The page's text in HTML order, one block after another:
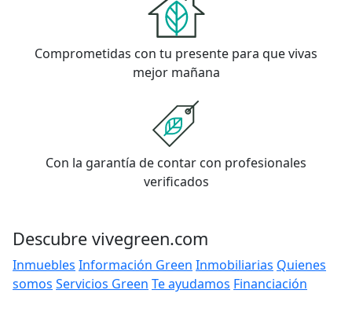
Comprometidas con tu presente para que vivas
mejor mañana
Con la garantía de contar con profesionales
verificados
Descubre vivegreen.com
Inmuebles Información Green Inmobiliarias Quienes
somos Servicios Green Te ayudamos Financiación